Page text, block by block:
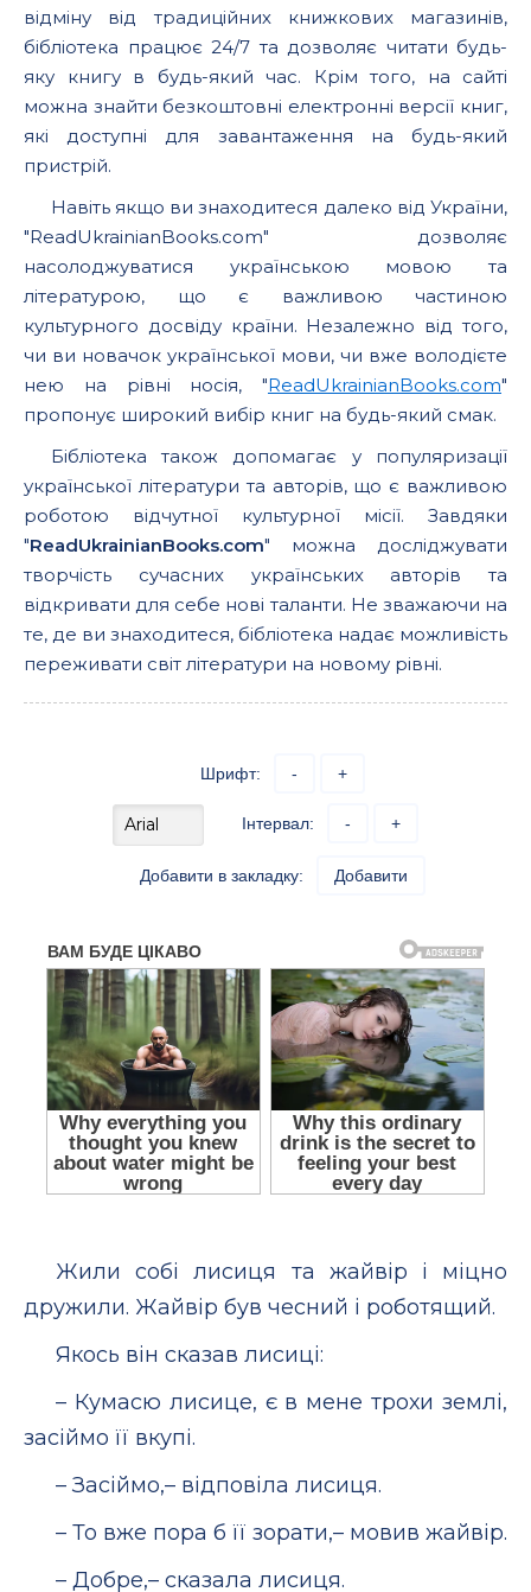
відміну від традиційних книжкових магазинів,
бібліотека працює 24/7 та дозволяє читати будь-
яку книгу в будь-який час. Крім того, на сайті
можна знайти безкоштовні електронні версії книг,
які доступні для завантаження на будь-який
пристрій.
Навіть якщо ви знаходитеся далеко від України,
"ReadUkrainianBooks.com" дозволяє
насолоджуватися українською мовою та
літературою, що є важливою частиною
культурного досвіду країни. Незалежно від того,
чи ви новачок української мови, чи вже володієте
нею на рівні носія, "ReadUkrainianBooks.com"
пропонує широкий вибір книг на будь-який смак.
Бібліотека також допомагає у популяризації
української літератури та авторів, що є важливою
роботою відчутної культурної місії. Завдяки
"ReadUkrainianBooks.com" можна досліджувати
творчість сучасних українських авторів та
відкривати для себе нові таланти. Не зважаючи на
те, де ви знаходитеся, бібліотека надає можливість
переживати світ літератури на новому рівні.
Шрифт: - +
Інтервал: - +
Добавити в закладку: Добавити
Жили собі лисиця та жайвір і міцно
дружили. Жайвір був чесний і роботящий.
Якось він сказав лисиці:
– Кумасю лисице, є в мене трохи землі,
засіймо її вкупі.
– Засіймо,– відповіла лисиця.
– То вже пора б її зорати,– мовив жайвір.
– Добре,– сказала лисиця.